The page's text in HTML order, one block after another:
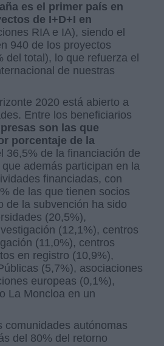
es el primer país en
de I+D+I en
RIA e IA), siendo el
940 de los proyectos
del total), lo que refuerza el
de nuestras
2020 está abierto a
Entre los beneficiarios
son las que
porcentaje de la
36,5% de la financiación de
además participan en la
financiadas, con
de las que tienen socios
de la subvención ha sido
(20,5%),
(12,1%), centros
(11,0%), centros
en registro (10,9%),
(5,7%), asociaciones
europeas (0,1%),
La Moncloa en un
comunidades autónomas
del 80% del retorno